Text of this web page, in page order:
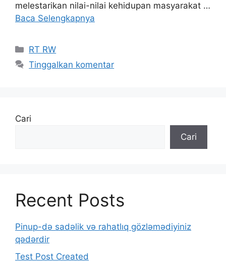
melestarikan nilai-nilai kehidupan masyarakat …
Baca Selengkapnya
RT RW
Tinggalkan komentar
Cari
Cari
Recent Posts
Pinup-də sadəlik və rahatlıq gözləmədiyiniz
qədərdir
Test Post Created